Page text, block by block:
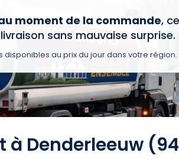
moment de la commande,
sans mauvaise surprise.
disponibles au prix du jour dans votre région.
Denderleeuw